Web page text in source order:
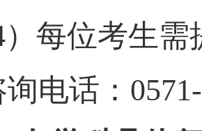
每位考生需
电话：